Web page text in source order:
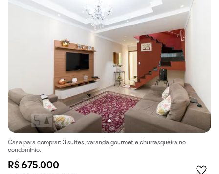
Casa para comprar: 3 suítes, varanda gourmet e churrasqueira no
condomínio.
R$ 675.000